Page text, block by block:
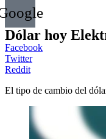
Dólar hoy
Facebook
Twitter
Reddit
El tipo de cambio del